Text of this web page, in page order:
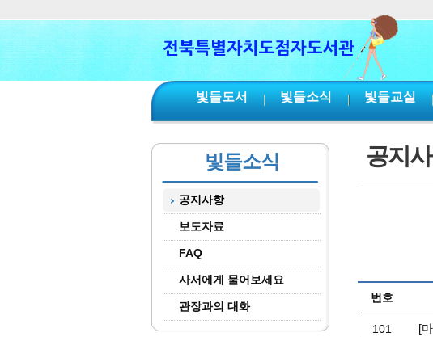
빛들도서 빛들소식 빛들교실
빛들소식
공지사항
보도자료
FAQ
사서에게 물어보세요
관장과의 대화
공지
번호
101 [